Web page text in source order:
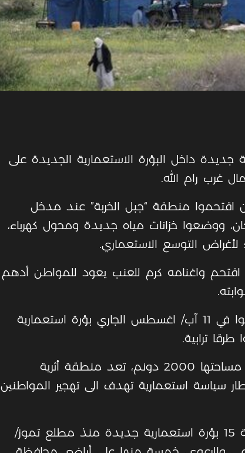
داخل البؤرة الاستعمارية الجديدة على
غرب رام الله.
اقتحموا منطقة “جبل الخربة” عند مدخل
ووضعوا خزانات مياه جديدة ومحول كهرباء،
لأغراض التوسع الاستعماري.
اقتحم واغنامه كرم للعنب يعود للمواطن أدهم
وكان عدد من المستعمرين قد أقاموا في 11 آب/ اغسطس الجاري بؤرة استعمارية
يذكر أن منطقة جبل الخربة التي تبلغ مساحتها 2000 دونم، تعد منطقة أثرية
سياسة استعمارية تهدف الى تهجير المواطنين
يشار إلى أن المستعمرين حاولوا إقامة 15 بؤرة استعمارية جديدة منذ مطلع تموز/